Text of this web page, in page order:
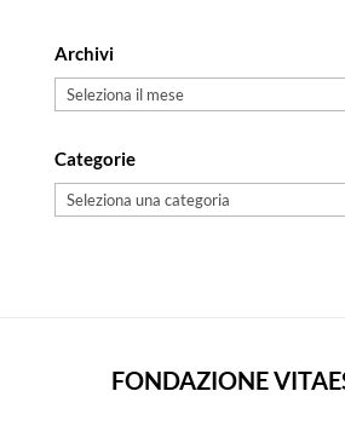
Archivi
Archivi
Categorie
Categorie
FONDAZIONE